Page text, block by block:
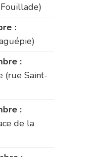
:
:
(rue Saint-
:
de la